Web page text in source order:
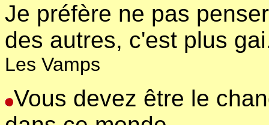
Je préfère ne pas
des autres, c'est plus
Les Vamps
Vous devez être le